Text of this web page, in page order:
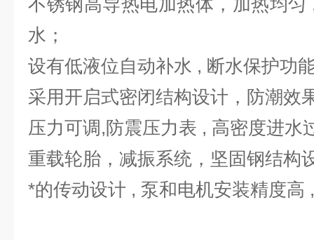
不锈钢高导热电加热体，加热均
水；
设有低液位自动补水 , 断水保护功
采用开启式密闭结构设计，防潮效
压力可调,防震压力表 , 高密度进水
重载轮胎，减振系统，坚固钢结构
*的传动设计 , 泵和电机安装精度高